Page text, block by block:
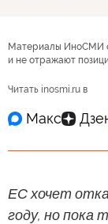
Материалы ИноСМИ
и не отражают
Читать inosmi.ru в
ЕС хочет
году, но пока